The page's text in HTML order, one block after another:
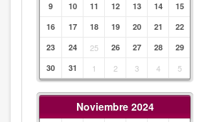
9
10 11 12 13 14
15
16
17 18 19 20 21
22
23
24 25 26 27 28
29
30
31 1 2 3 4 5
Noviembre 2024